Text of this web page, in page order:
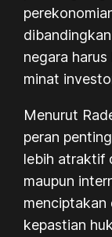
negara
minat
Menurut
peran
lebih atraktif
maupun
menciptakan
kepastian